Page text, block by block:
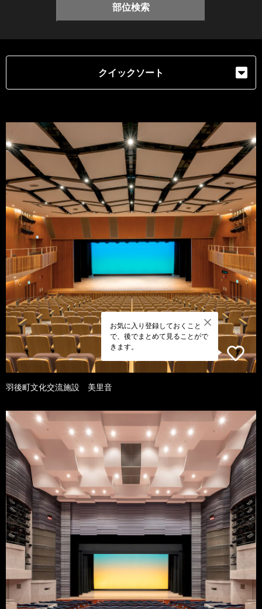
部位検索
クイックソート
お気に入り登録しておくこと
で、後でまとめて見ることがで
きます。
羽後町文化交流施設 美里音